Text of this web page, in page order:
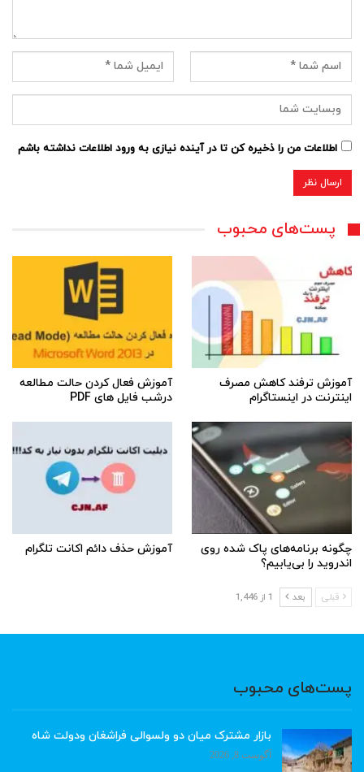
اطلاعات من را ذخیره کن تا در آینده نیازی به ورود اطلاعات نداشته باشم
پست‌های محبوب
آموزش ترفند کاهش مصرف
اینترنت در اینستاگرام
آموزش فعال کردن حالت مطالعه
درشب فایل های PDF
چگونه برنامه‌های پاک شده روی
اندروید را بی‌یابیم؟
آموزش حذف دائم اکانت تلگرام
قبلی بعد 1 از 1,446
پست‌های محبوب
بازار مشترک میان دو ولسوالی فراشغان ودولت شاه
آگوست 8, 2026